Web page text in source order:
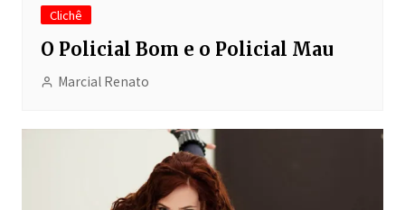
Clichê
O Policial Bom e o Policial Mau
Marcial Renato